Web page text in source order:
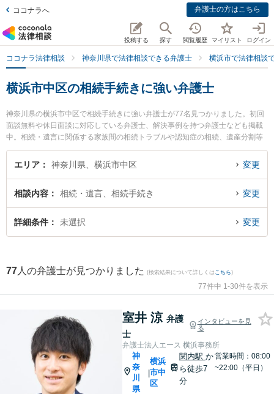
ココナラへ 弁護士の方はこちら
投稿する 探す 閲覧履歴 マイリスト ログイン
ココナラ法律相談 神奈川県で法律相談できる弁護士 横浜市で法律相談
横浜市中区の相続手続きに強い弁護士
神奈川県の横浜市中区で相続手続きに強い弁護士が77名見つかりました。初回
面談無料や休日面談に対応している弁護士、解決事例を持つ弁護士なども掲載
中。相続・遺言に関係する家族間の相続トラブルや認知症の相続、遺産分割等
の細かな分野での絞り込み検索もでき便利です。特に弁護士法人エース 横浜事
務所の室井 涼弁護士や河野法律事務所の保科 綾弁護士、横浜合同法律事務所の
護士に相談したい』『相続手続きのトラブル解決の実績豊富な近くの弁護士を
検索したい』『初回相談無料で相続手続きを法律相談できる横浜市中区内の弁
護士に相談予約したい』などでお困りの相談者さんにおすすめです。
エリア 神奈川県、横浜市中区 変更
相談内容 相続・遺言、相続手続き 変更
詳細条件 未選択 変更
77 人の弁護士が見つかりました (検索結果について詳しくは こちら)
77件中 1-30件を表示
室井 涼 弁護
士
インタビューを見
る
弁護士法人エース 横浜事務所
神
奈
川
県
|
横浜
市中
区
関内駅 か
ら徒歩7
分
営業時間：08:00
~22:00（平日）